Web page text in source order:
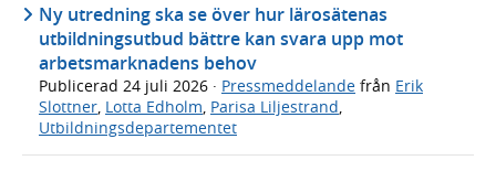
Ny utredning ska se över hur lärosätenas
utbildningsutbud bättre kan svara upp mot
arbetsmarknadens behov
Publicerad 24 juli 2026 · Pressmeddelande från Erik
Slottner Lotta Edholm Parisa Liljestrand
Utbildningsdepartementet